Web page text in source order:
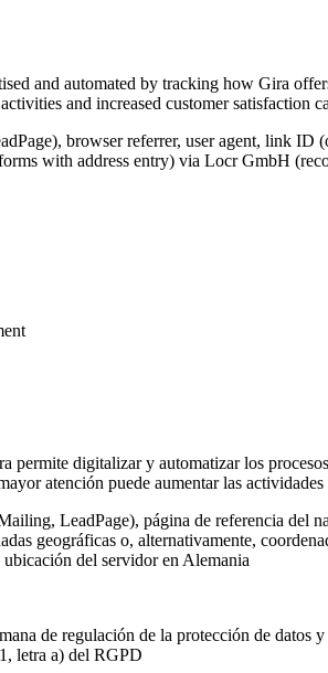
and automated by tracking how Gira
and increased customer satisfaction
browser referrer, user agent, link
with address entry) via Locr GmbH
permite digitalizar y automatizar los
atención puede aumentar las
LeadPage), página de referencia del
geográficas o, alternativamente,
del servidor en Alemania
de regulación de la protección de datos
letra a) del RGPD